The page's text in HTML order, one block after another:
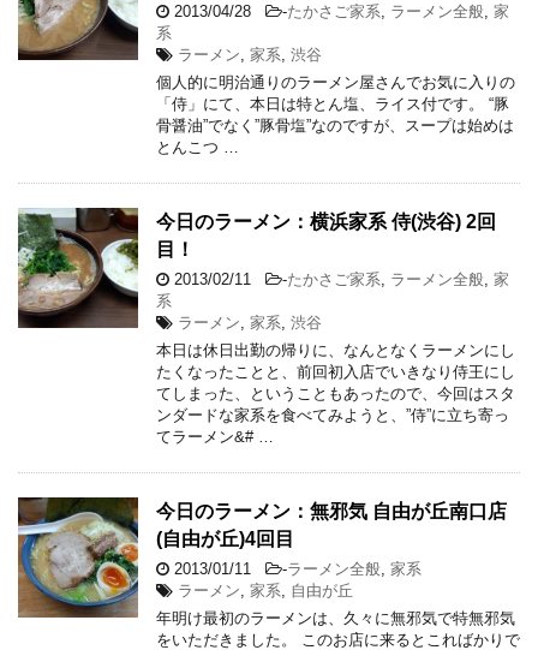
2013/04/28 -たかさご家系 ラーメン全般 家
系
ラーメン 家系 渋谷
個人的に明治通りのラーメン屋さんでお気に入りの
「侍」にて、本日は特とん塩、ライス付です。 “豚
骨醤油”でなく”豚骨塩”なのですが、スープは始めは
とんこつ …
今日のラーメン：横浜家系 侍(渋谷) 2回
目！
2013/02/11 -たかさご家系 ラーメン全般 家
系
ラーメン 家系 渋谷
本日は休日出勤の帰りに、なんとなくラーメンにし
たくなったことと、前回初入店でいきなり侍王にし
てしまった、ということもあったので、今回はスタ
ンダードな家系を食べてみようと、”侍”に立ち寄っ
てラーメン&# …
今日のラーメン：無邪気 自由が丘南口店
(自由が丘)4回目
2013/01/11 -ラーメン全般 家系
ラーメン 家系
自由が丘
年明け最初のラーメンは、久々に無邪気で特無邪気
をいただきました。 このお店に来るとこればかりで